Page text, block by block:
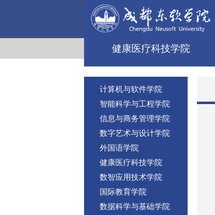
健康医疗科技学院
计算机与软件学院
智能科学与工程学院
信息与商务管理学院
数字艺术与设计学院
外国语学院
健康医疗科技学院
数智应用技术学院
国际教育学院
数据科学与基础学院